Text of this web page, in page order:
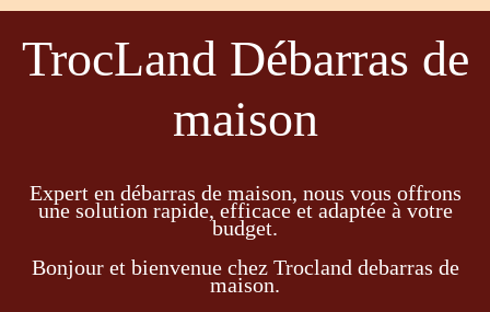
TrocLand Débarras de
maison
Expert en débarras de maison, nous vous offrons
une solution rapide, efficace et adaptée à votre
budget.
Bonjour et bienvenue chez Trocland debarras de
maison.